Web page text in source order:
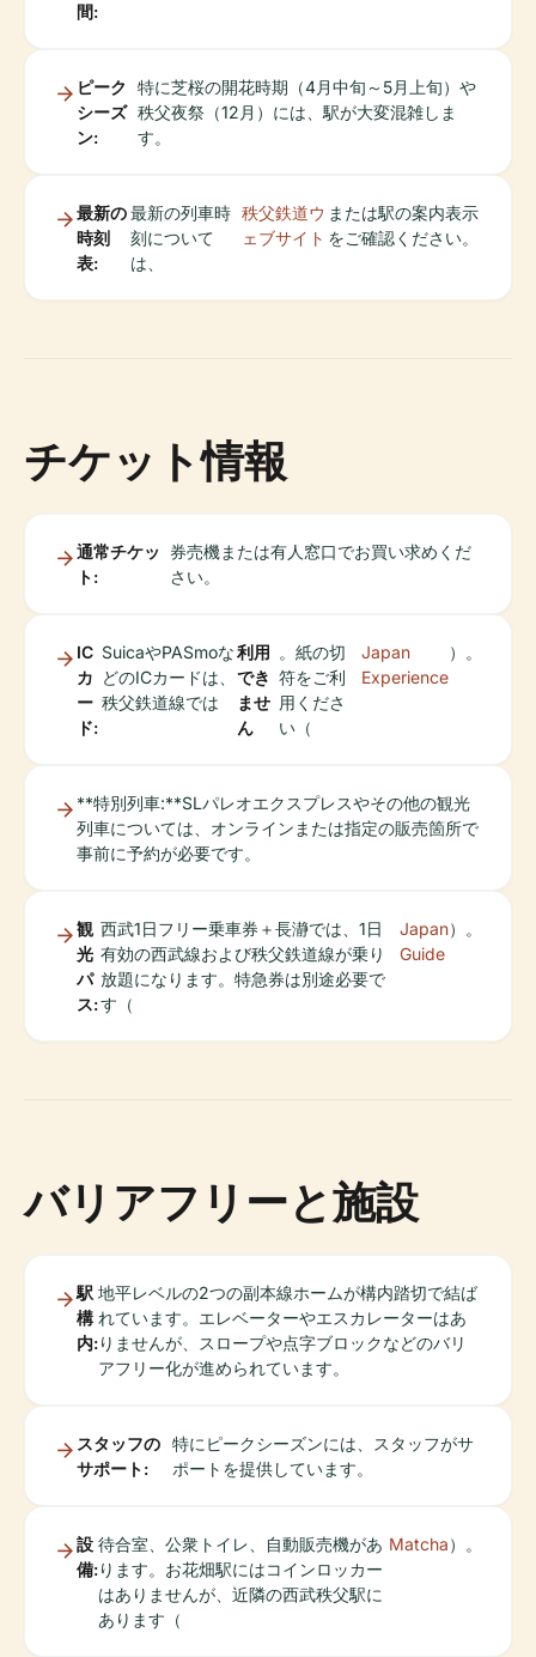
間:
ピーク
シーズ
ン:
特に芝桜の開花時期（4月中旬～5月上旬）や
秩父夜祭（12月）には、駅が大変混雑しま
す。
最新の
時刻
表:
最新の列車時
刻について
は、
秩父鉄道ウ
ェブサイト
または駅の案内表示
をご確認ください。
チケット情報
通常チケッ
ト:
券売機または有人窓口でお買い求めくだ
さい。
IC
カ
ー
ド:
SuicaやPASmoな
どのICカードは、
秩父鉄道線では
利用
でき
ませ
ん
。紙の切
符をご利
用くださ
い（
Japan
Experience
）。
**特別列車:**SLパレオエクスプレスやその他の観光
列車については、オンラインまたは指定の販売箇所で
事前に予約が必要です。
観
光
パ
ス:
西武1日フリー乗車券＋長瀞では、1日
有効の西武線および秩父鉄道線が乗り
放題になります。特急券は別途必要で
す（
Japan
Guide
）。
バリアフリーと施設
駅
構
内:
地平レベルの2つの副本線ホームが構内踏切で結ば
れています。エレベーターやエスカレーターはあ
りませんが、スロープや点字ブロックなどのバリ
アフリー化が進められています。
スタッフの
サポート:
特にピークシーズンには、スタッフがサ
ポートを提供しています。
設
備:
待合室、公衆トイレ、自動販売機があ
ります。お花畑駅にはコインロッカー
はありませんが、近隣の西武秩父駅に
あります（
Matcha）。